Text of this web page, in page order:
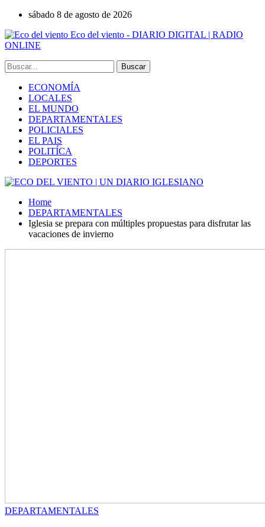
sábado 8 de agosto de 2026
Eco del viento - DIARIO DIGITAL | RADIO
ONLINE
ECONOMÍA
LOCALES
EL MUNDO
DEPARTAMENTALES
POLICIALES
EL PAIS
POLITÍCA
DEPORTES
Home
DEPARTAMENTALES
Iglesia se prepara con múltiples propuestas para disfrutar las
vacaciones de invierno
DEPARTAMENTALES